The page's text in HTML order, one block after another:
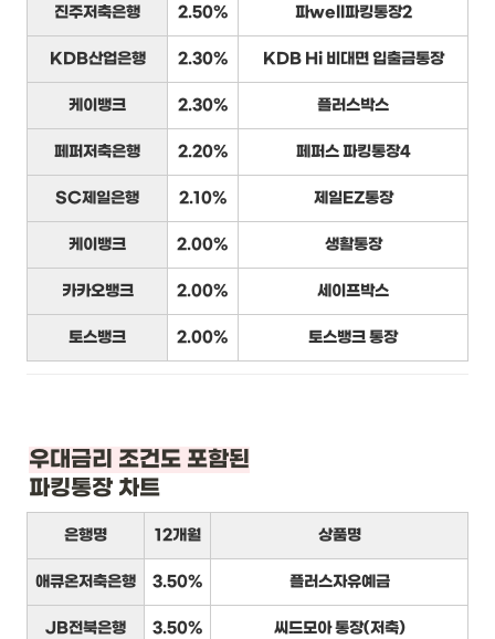
진주저축은행 2.50% 파well파킹통장2
KDB산업은행 2.30% KDB Hi 비대면 입출금통장
케이뱅크 2.30% 플러스박스
페퍼저축은행 2.20% 페퍼스 파킹통장4
SC제일은행 2.10% 제일EZ통장
케이뱅크 2.00% 생활통장
카카오뱅크 2.00% 세이프박스
토스뱅크 2.00% 토스뱅크 통장
우대금리 조건도 포함된
파킹통장 차트
은행명 12개월 상품명
애큐온저축은행 3.50% 플러스자유예금
JB전북은행 3.50% 씨드모아 통장(저축)